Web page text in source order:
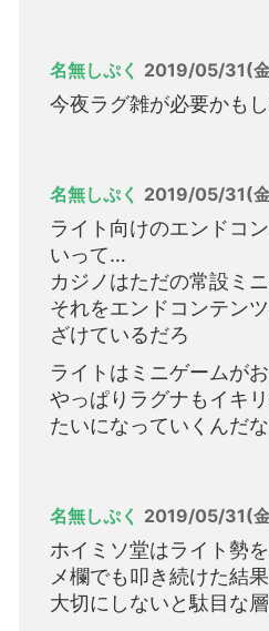
名無しぷく 2019/05/31(
今夜ラグ雑が必要かも
名無しぷく 2019/05/31(
ライト向けのエンドコ
いって…
カジノはただの常設ミ
それをエンドコンテン
ざけているだろ
ライトはミニゲームが
やっぱりラグナもイキ
たいになっていくんだな
名無しぷく 2019/05/31(
ホイミソ堂はライト勢
メ欄でも叩き続けた結
大切にしないと駄目な